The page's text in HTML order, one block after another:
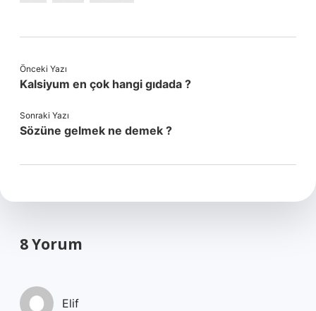
Önceki Yazı
Kalsiyum en çok hangi gıdada ?
Sonraki Yazı
Sözüne gelmek ne demek ?
8 Yorum
Elif